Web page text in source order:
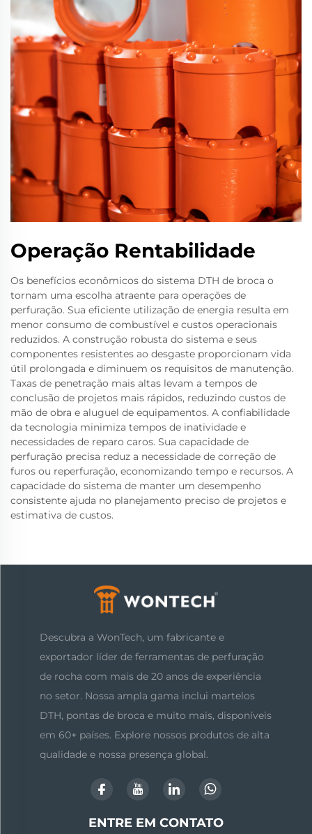
Operação Rentabilidade
Os benefícios econômicos do sistema DTH de broca o
tornam uma escolha atraente para operações de
perfuração. Sua eficiente utilização de energia resulta em
menor consumo de combustível e custos operacionais
reduzidos. A construção robusta do sistema e seus
componentes resistentes ao desgaste proporcionam vida
útil prolongada e diminuem os requisitos de manutenção.
Taxas de penetração mais altas levam a tempos de
conclusão de projetos mais rápidos, reduzindo custos de
mão de obra e aluguel de equipamentos. A confiabilidade
da tecnologia minimiza tempos de inatividade e
necessidades de reparo caros. Sua capacidade de
perfuração precisa reduz a necessidade de correção de
furos ou reperfuração, economizando tempo e recursos. A
capacidade do sistema de manter um desempenho
consistente ajuda no planejamento preciso de projetos e
estimativa de custos.
Descubra a WonTech, um fabricante e
exportador líder de ferramentas de perfuração
de rocha com mais de 20 anos de experiência
no setor. Nossa ampla gama inclui martelos
DTH, pontas de broca e muito mais, disponíveis
em 60+ países. Explore nossos produtos de alta
qualidade e nossa presença global.
ENTRE EM CONTATO